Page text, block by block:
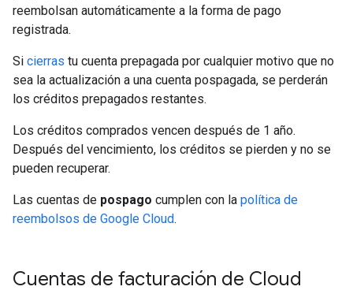
reembolsan automáticamente a la forma de pago
registrada.
Si cierras tu cuenta prepagada por cualquier motivo que no
sea la actualización a una cuenta pospagada, se perderán
los créditos prepagados restantes.
Los créditos comprados vencen después de 1 año.
Después del vencimiento, los créditos se pierden y no se
pueden recuperar.
Las cuentas de pospago cumplen con la política de
reembolsos de Google Cloud.
Cuentas de facturación de Cloud